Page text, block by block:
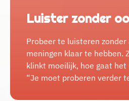
Luister zonder
Probeer te luisteren zonder
meningen klaar te hebben.
klinkt moeilijk, hoe gaat het
“Je moet proberen verder